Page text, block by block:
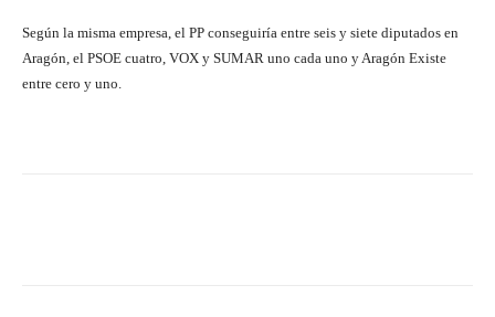
Según la misma empresa, el PP conseguiría entre seis y siete diputados en
Aragón, el PSOE cuatro, VOX y SUMAR uno cada uno y Aragón Existe
entre cero y uno.